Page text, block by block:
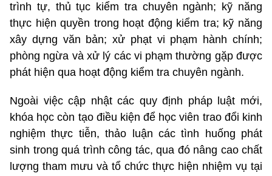
trình tự, thủ tục kiểm tra chuyên ngành; kỹ năng
thực hiện quyền trong hoạt động kiểm tra; kỹ năng
xây dựng văn bản; xử phạt vi phạm hành chính;
phòng ngừa và xử lý các vi phạm thường gặp được
phát hiện qua hoạt động kiểm tra chuyên ngành.
Ngoài việc cập nhật các quy định pháp luật mới,
khóa học còn tạo điều kiện để học viên trao đổi kinh
nghiệm thực tiễn, thảo luận các tình huống phát
sinh trong quá trình công tác, qua đó nâng cao chất
lượng tham mưu và tổ chức thực hiện nhiệm vụ tại